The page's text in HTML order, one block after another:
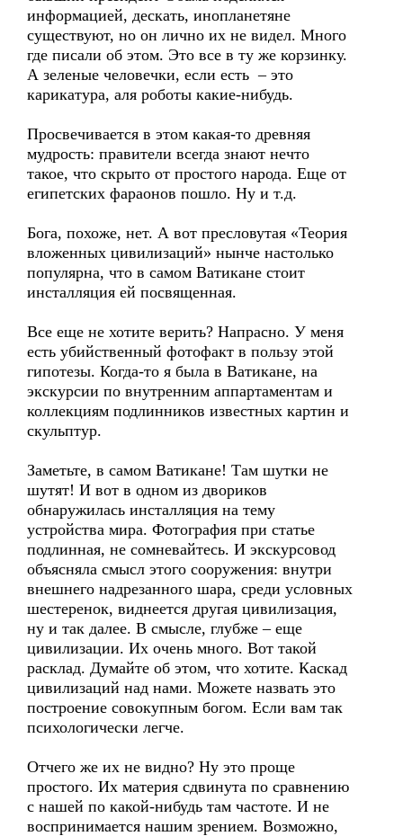
информацией, дескать, инопланетяне
существуют, но он лично их не видел. Много
где писали об этом. Это все в ту же корзинку.
А зеленые человечки, если есть – это
карикатура, аля роботы какие-нибудь.
Просвечивается в этом какая-то древняя
мудрость: правители всегда знают нечто
такое, что скрыто от простого народа. Еще от
египетских фараонов пошло. Ну и т.д.
Бога, похоже, нет. А вот пресловутая «Теория
вложенных цивилизаций» нынче настолько
популярна, что в самом Ватикане стоит
инсталляция ей посвященная.
Все еще не хотите верить? Напрасно. У меня
есть убийственный фотофакт в пользу этой
гипотезы. Когда-то я была в Ватикане, на
экскурсии по внутренним аппартаментам и
коллекциям подлинников известных картин и
скульптур.
Заметьте, в самом Ватикане! Там шутки не
шутят! И вот в одном из двориков
обнаружилась инсталляция на тему
устройства мира. Фотография при статье
подлинная, не сомневайтесь. И экскурсовод
объясняла смысл этого сооружения: внутри
внешнего надрезанного шара, среди условных
шестеренок, виднеется другая цивилизация,
ну и так далее. В смысле, глубже – еще
цивилизации. Их очень много. Вот такой
расклад. Думайте об этом, что хотите. Каскад
цивилизаций над нами. Можете назвать это
построение совокупным богом. Если вам так
психологически легче.
Отчего же их не видно? Ну это проще
простого. Их материя сдвинута по сравнению
с нашей по какой-нибудь там частоте. И не
воспринимается нашим зрением. Возможно,